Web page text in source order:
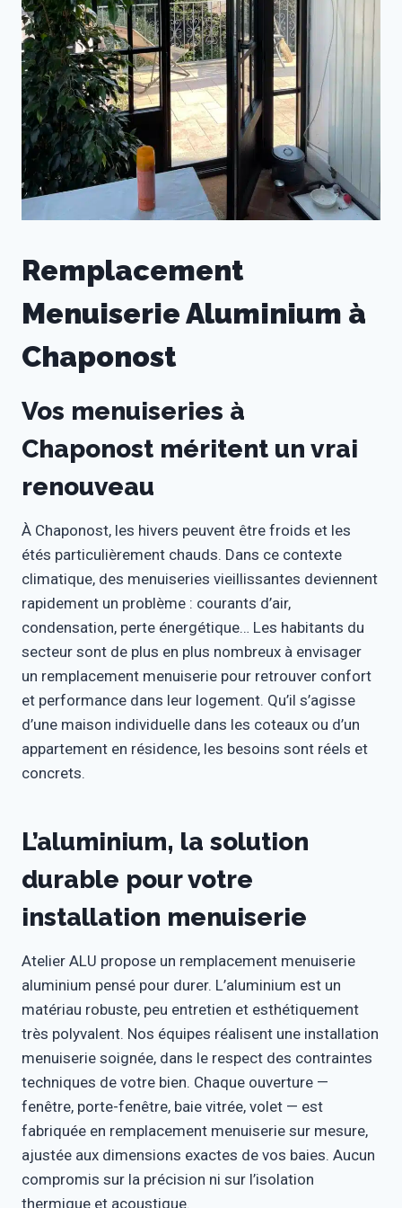
Remplacement
Menuiserie Aluminium à
Chaponost
Vos menuiseries à
Chaponost méritent un vrai
renouveau
À Chaponost, les hivers peuvent être froids et les
étés particulièrement chauds. Dans ce contexte
climatique, des menuiseries vieillissantes deviennent
rapidement un problème : courants d’air,
condensation, perte énergétique… Les habitants du
secteur sont de plus en plus nombreux à envisager
un remplacement menuiserie pour retrouver confort
et performance dans leur logement. Qu’il s’agisse
d’une maison individuelle dans les coteaux ou d’un
appartement en résidence, les besoins sont réels et
concrets.
L’aluminium, la solution
durable pour votre
installation menuiserie
Atelier ALU propose un remplacement menuiserie
aluminium pensé pour durer. L’aluminium est un
matériau robuste, peu entretien et esthétiquement
très polyvalent. Nos équipes réalisent une installation
menuiserie soignée, dans le respect des contraintes
techniques de votre bien. Chaque ouverture —
fenêtre, porte-fenêtre, baie vitrée, volet — est
fabriquée en remplacement menuiserie sur mesure,
ajustée aux dimensions exactes de vos baies. Aucun
compromis sur la précision ni sur l’isolation
thermique et acoustique.